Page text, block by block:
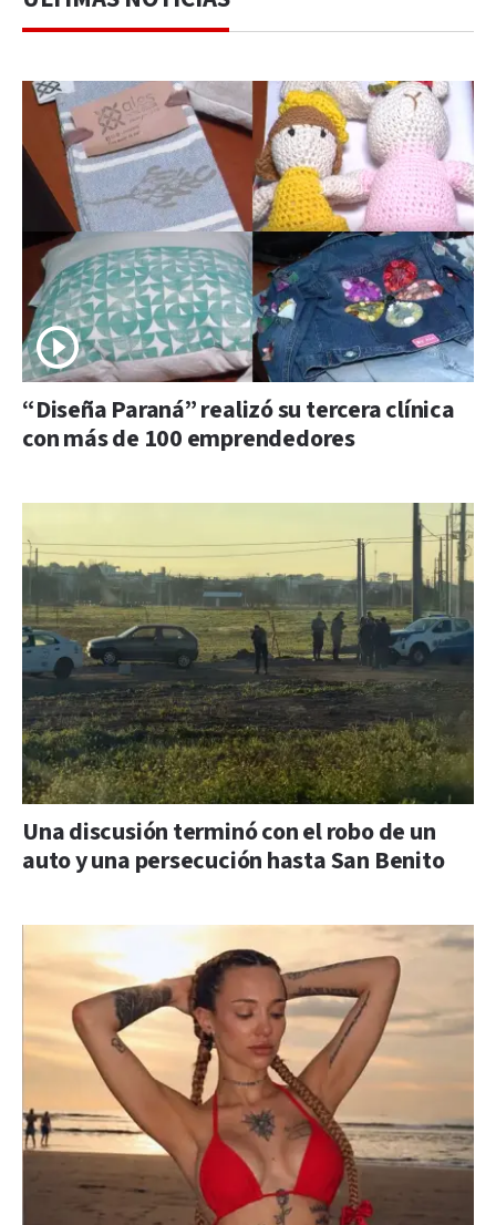
“Diseña Paraná” realizó su tercera clínica
con más de 100 emprendedores
Una discusión terminó con el robo de un
auto y una persecución hasta San Benito